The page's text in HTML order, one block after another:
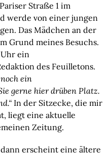
Straße 1 im
werde von einer jungen
Das Mädchen an der
Grund meines Besuchs.
ein
des Feuilletons.
ein
gerne hier drüben Platz.
In der Sitzecke, die mir
liegt eine aktuelle
Zeitung.
erscheint eine ältere